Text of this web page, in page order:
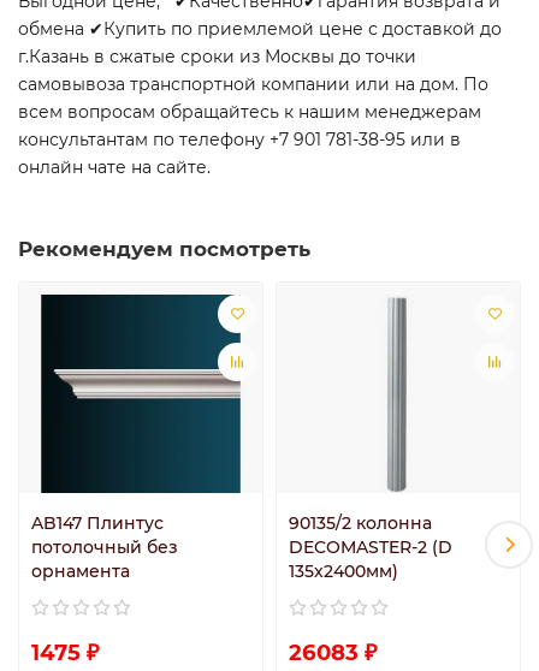
обмена ✔Купить по приемлемой цене с доставкой до
г.Казань в сжатые сроки из Москвы до точки
самовывоза транспортной компании или на дом. По
всем вопросам обращайтесь к нашим менеджерам
консультантам по телефону +7 901 781-38-95 или в
онлайн чате на сайте.
Рекомендуем посмотреть
AB147 Плинтус
потолочный без
орнамента
1475 ₽
90135/2 колонна
DECOMASTER-2 (D
135х2400мм)
26083 ₽